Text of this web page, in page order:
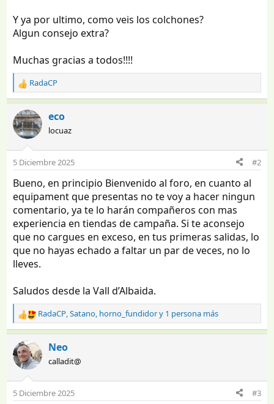
Y ya por ultimo, como veis los colchones?
Algun consejo extra?
Muchas gracias a todos!!!!
R
e
a
c
c
o
n
s
:
RadaCP
eco
locuaz
5 Diciembre 2025 #2
Bueno, en principio Bienvenido al foro, en cuanto al
equipament que presentas no te voy a hacer ningun
comentario, ya te lo harán compañeros con mas
experiencia en tiendas de campaña. Si te aconsejo
que no cargues en exceso, en tus primeras salidas, lo
que no hayas echado a faltar un par de veces, no lo
lleves.
Saludos desde la Vall d’Albaida.
R
e
a
c
c
o
n
RadaCP,Satano, horno_fundidory 1 persona más
Neo
calladit@
5 Diciembre 2025 #3